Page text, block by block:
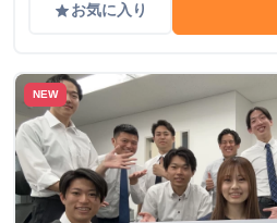
gradeお気に入り
NEW